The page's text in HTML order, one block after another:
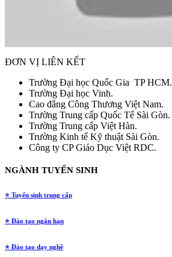
ĐƠN VỊ LIÊN KẾT
Trường Đại học Quốc Gia TP HCM.
Trường Đại học Vinh.
Cao đẳng Công Thương Việt Nam.
Trường Trung cấp Quốc Tế Sài Gòn.
Trường Trung cấp Việt Hàn.
Trường Kinh tế Kỹ thuật Sài Gòn.
Công ty CP Giáo Dục Việt RDC.
NGÀNH TUYỂN SINH
⭐ Tuyển sinh trung cấp
⭐ Đào tạo ngắn hạn
⭐ Đào tạo dạy nghề